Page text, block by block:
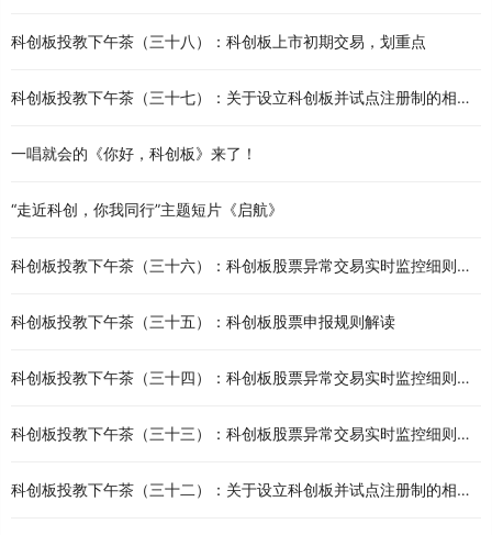
科创板投教下午茶（三十八）：科创板上市初期交易，划重点
科创板投教下午茶（三十七）：关于设立科创板并试点注册制的相关问题（二）
一唱就会的《你好，科创板》来了！
“走近科创，你我同行”主题短片《启航》
科创板投教下午茶（三十六）：科创板股票异常交易实时监控细则速递（四）
科创板投教下午茶（三十五）：科创板股票申报规则解读
科创板投教下午茶（三十四）：科创板股票异常交易实时监控细则速递（三）
科创板投教下午茶（三十三）：科创板股票异常交易实时监控细则速递（二）
科创板投教下午茶（三十二）：关于设立科创板并试点注册制的相关问题（一）